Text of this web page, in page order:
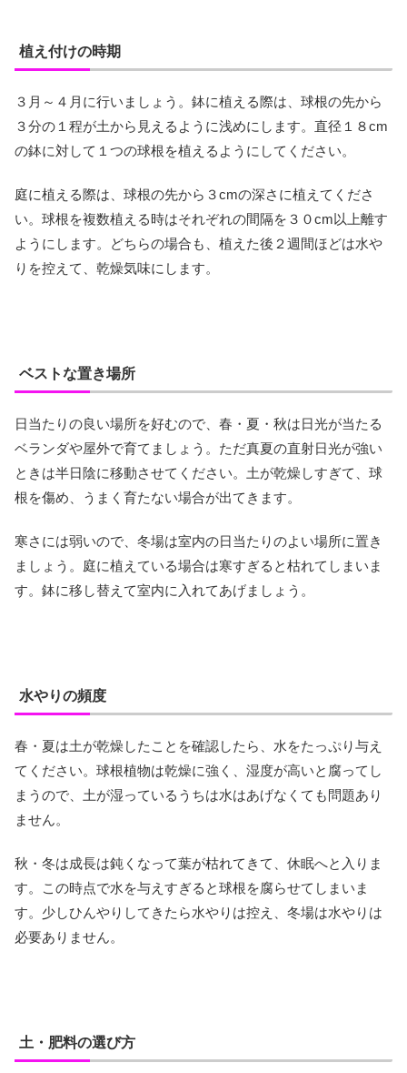
植え付けの時期
３月～４月に行いましょう。鉢に植える際は、球根の先から
３分の１程が土から見えるように浅めにします。直径１８cm
の鉢に対して１つの球根を植えるようにしてください。
庭に植える際は、球根の先から３cmの深さに植えてくださ
い。球根を複数植える時はそれぞれの間隔を３０cm以上離す
ようにします。どちらの場合も、植えた後２週間ほどは水や
りを控えて、乾燥気味にします。
ベストな置き場所
日当たりの良い場所を好むので、春・夏・秋は日光が当たる
ベランダや屋外で育てましょう。ただ真夏の直射日光が強い
ときは半日陰に移動させてください。土が乾燥しすぎて、球
根を傷め、うまく育たない場合が出てきます。
寒さには弱いので、冬場は室内の日当たりのよい場所に置き
ましょう。庭に植えている場合は寒すぎると枯れてしまいま
す。鉢に移し替えて室内に入れてあげましょう。
水やりの頻度
春・夏は土が乾燥したことを確認したら、水をたっぷり与え
てください。球根植物は乾燥に強く、湿度が高いと腐ってし
まうので、土が湿っているうちは水はあげなくても問題あり
ません。
秋・冬は成長は鈍くなって葉が枯れてきて、休眠へと入りま
す。この時点で水を与えすぎると球根を腐らせてしまいま
す。少しひんやりしてきたら水やりは控え、冬場は水やりは
必要ありません。
土・肥料の選び方